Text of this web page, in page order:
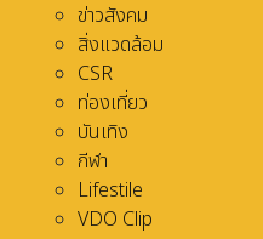
ข่าวสังคม
สิ่งแวดล้อม
CSR
ท่องเที่ยว
บันเทิง
กีฬา
Lifestile
VDO Clip